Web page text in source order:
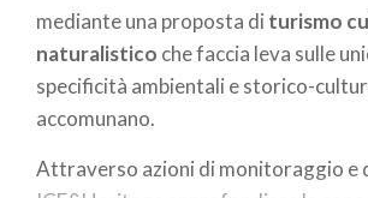
mediante una proposta di turismo
naturalistico che faccia leva sulle
specificità ambientali e storico-
accomunano.
Attraverso azioni di monitoraggio e